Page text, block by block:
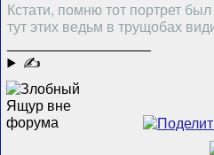
Кстати, помню тот портрет
тут этих ведьм в трущобах
✍